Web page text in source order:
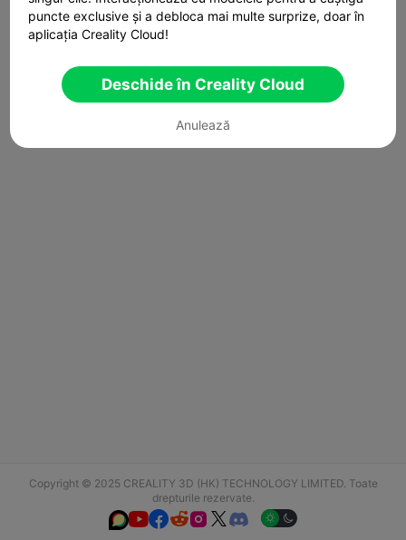
Copyright © 2025 CREALITY 3D (HK) TECHNOLOGY LIMITED. Toate
drepturile rezervate.
  
puncte exclusive și a debloca mai multe surprize, doar în
aplicația Creality Cloud!
Deschide în Creality Cloud
Anulează